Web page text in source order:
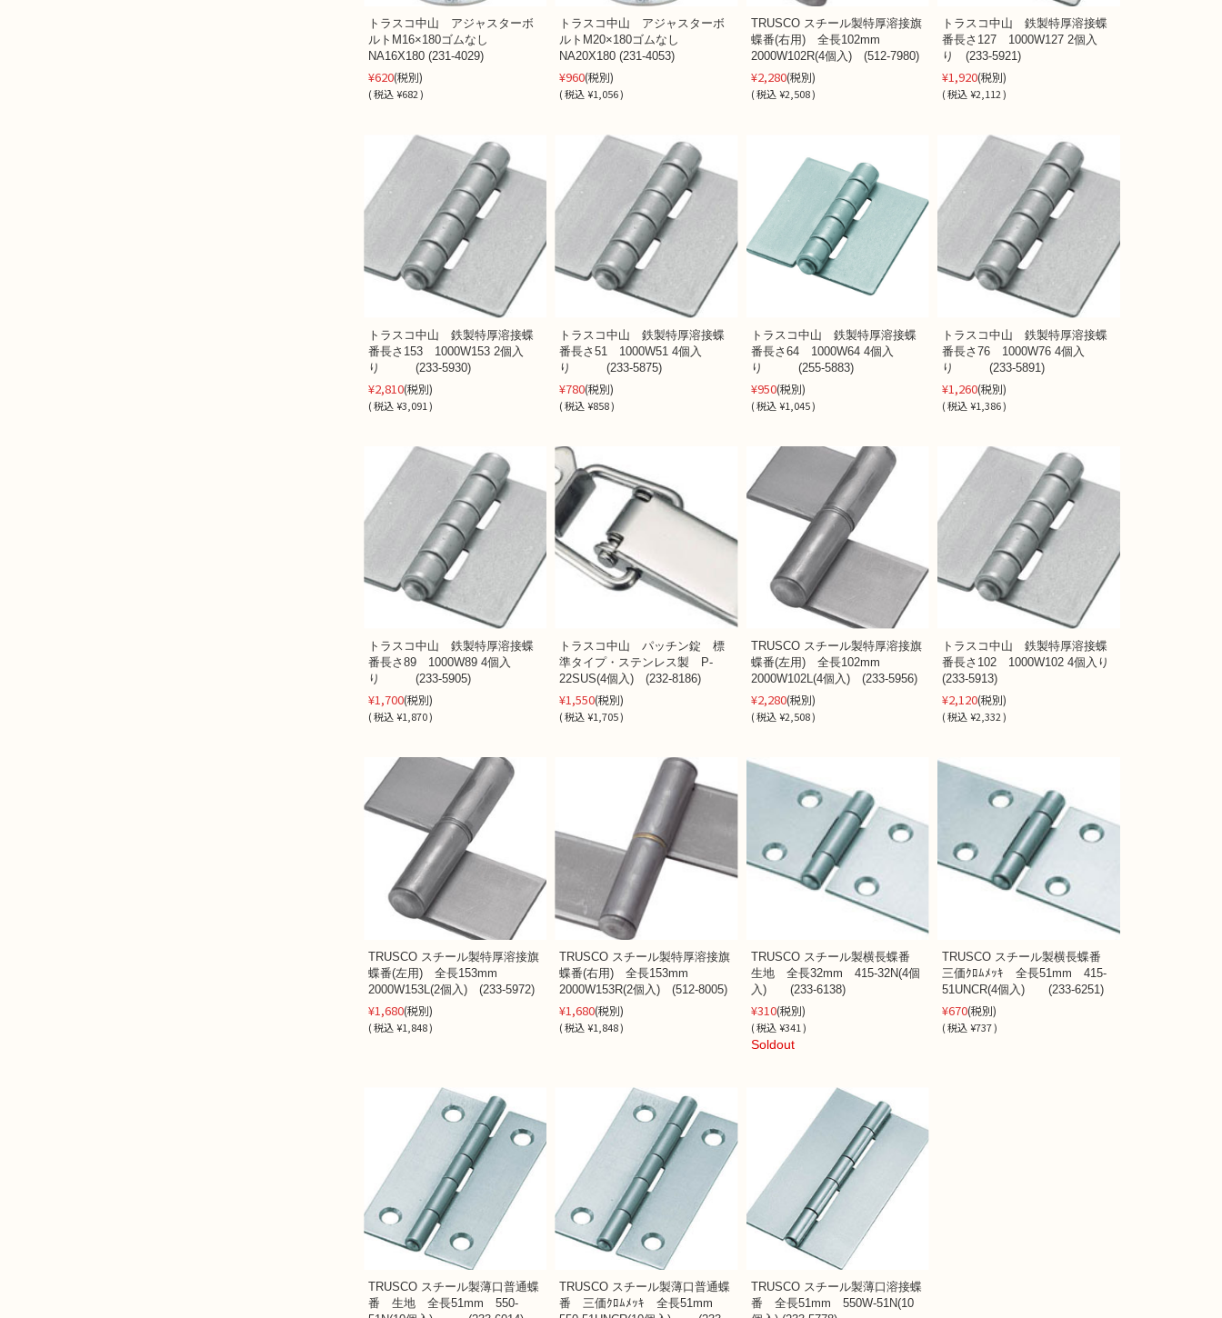
トラスコ中山 アジャスターボ
ルトM16×180ゴムなし
NA16X180 (231-4029)
¥620(税別)
(税込¥682 )
トラスコ中山 アジャスターボ
ルトM20×180ゴムなし
NA20X180 (231-4053)
¥960(税別)
(税込 ¥1,056 )
TRUSCO スチール製特厚溶接旗
蝶番(右用) 全長102mm
2000W102R(4個入) (512-7980)
¥2,280(税別)
(税込 ¥2,508 )
トラスコ中山 鉄製特厚溶接蝶
番長さ127 1000W127 2個入
り (233-5921)
¥1,920(税別)
(税込 ¥2,112 )
トラスコ中山 鉄製特厚溶接蝶
番長さ153 1000W153 2個入
り (233-5930)
¥2,810(税別)
(税込¥3,091 )
トラスコ中山 鉄製特厚溶接蝶
番長さ51 1000W51 4個入
り (233-5875)
¥780(税別)
(税込 ¥858 )
トラスコ中山 鉄製特厚溶接蝶
番長さ64 1000W64 4個入
り (255-5883)
¥950(税別)
(税込 ¥1,045 )
トラスコ中山 鉄製特厚溶接蝶
番長さ76 1000W76 4個入
り (233-5891)
¥1,260(税別)
(税込 ¥1,386 )
トラスコ中山 鉄製特厚溶接蝶
番長さ89 1000W89 4個入
り (233-5905)
¥1,700(税別)
(税込¥1,870 )
トラスコ中山 パッチン錠 標
準タイプ・ステンレス製 P-
22SUS(4個入) (232-8186)
¥1,550(税別)
(税込 ¥1,705 )
TRUSCO スチール製特厚溶接旗
蝶番(左用) 全長102mm
2000W102L(4個入) (233-5956)
¥2,280(税別)
(税込 ¥2,508 )
トラスコ中山 鉄製特厚溶接蝶
番長さ102 1000W102 4個入り
(233-5913)
¥2,120(税別)
(税込 ¥2,332 )
TRUSCO スチール製特厚溶接旗
蝶番(左用) 全長153mm
2000W153L(2個入) (233-5972)
¥1,680(税別)
(税込¥1,848 )
TRUSCO スチール製特厚溶接旗
蝶番(右用) 全長153mm
2000W153R(2個入) (512-8005)
¥1,680(税別)
(税込 ¥1,848 )
TRUSCO スチール製横長蝶番
生地 全長32mm 415-32N(4個
入) (233-6138)
¥310(税別)
(税込 ¥341 )
Soldout
TRUSCO スチール製横長蝶番
三価ｸﾛﾑﾒｯｷ 全長51mm 415-
51UNCR(4個入) (233-6251)
¥670(税別)
(税込 ¥737 )
TRUSCO スチール製薄口普通蝶
番 生地 全長51mm 550-
TRUSCO スチール製薄口普通蝶
番 三価ｸﾛﾑﾒｯｷ 全長51mm
TRUSCO スチール製薄口溶接蝶
番 全長51mm 550W-51N(10